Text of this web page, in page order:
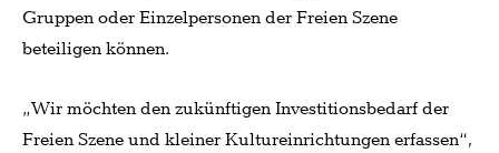
Gruppen oder Einzelpersonen der Freien Szene
beteiligen können.
„Wir möchten den zukünftigen Investitionsbedarf der
Freien Szene und kleiner Kultureinrichtungen erfassen“,